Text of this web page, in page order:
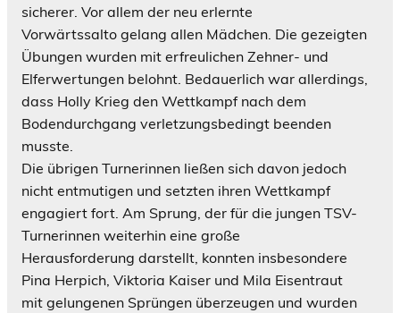
sicherer. Vor allem der neu erlernte
Vorwärtssalto gelang allen Mädchen. Die gezeigten
Übungen wurden mit erfreulichen Zehner- und
Elferwertungen belohnt. Bedauerlich war allerdings,
dass Holly Krieg den Wettkampf nach dem
Bodendurchgang verletzungsbedingt beenden
musste.
Die übrigen Turnerinnen ließen sich davon jedoch
nicht entmutigen und setzten ihren Wettkampf
engagiert fort. Am Sprung, der für die jungen TSV-
Turnerinnen weiterhin eine große
Herausforderung darstellt, konnten insbesondere
Pina Herpich, Viktoria Kaiser und Mila Eisentraut
mit gelungenen Sprüngen überzeugen und wurden